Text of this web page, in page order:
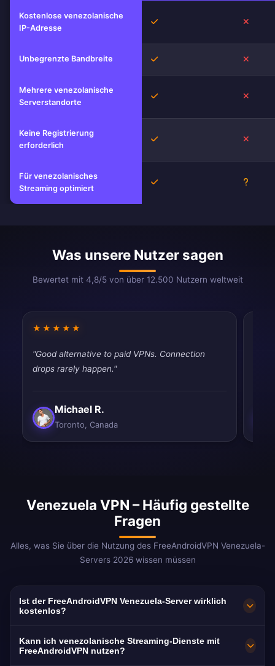
Kostenlose venezolanische
IP-Adresse
Ja
Unbegrenzte Bandbreite Ja
Mehrere venezolanische
Serverstandorte
Ja
Keine Registrierung
erforderlich
Ja
Für venezolanisches
Streaming optimiert
Ja
Was unsere Nutzer sagen
Bewertet mit 4,8/5 von über 12.500 Nutzern weltweit
★★★★★
"Good alternative to paid VPNs. Connection
drops rarely happen."
Michael R.
Toronto, Canada
Venezuela VPN – Häufig gestellte
Fragen
Alles, was Sie über die Nutzung des FreeAndroidVPN Venezuela-
Servers 2026 wissen müssen
Ist der FreeAndroidVPN Venezuela-Server wirklich
kostenlos?
und Valencia. Keine Kreditkarte, keine
Kann ich venezolanische Streaming-Dienste mit
FreeAndroidVPN nutzen?